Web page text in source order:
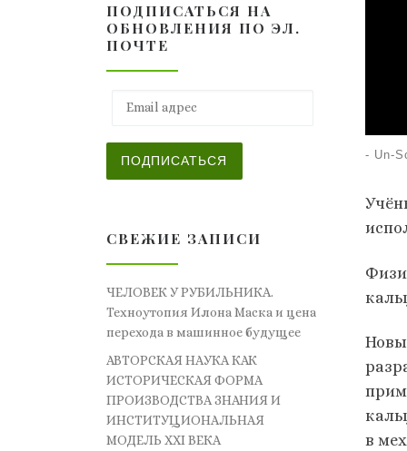
- Un-
в
ПОДПИСАТЬСЯ НА
ОБНОВЛЕНИЯ ПО ЭЛ.
ПОЧТЕ
ПОДПИСАТЬСЯ
СВЕЖИЕ ЗАПИСИ
ЧЕЛОВЕК У РУБИЛЬНИКА.
Техноутопия Илона Маска и цена
перехода в машинное будущее
АВТОРСКАЯ НАУКА КАК
ИСТОРИЧЕСКАЯ ФОРМА
ПРОИЗВОДСТВА ЗНАНИЯ И
ИНСТИТУЦИОНАЛЬНАЯ
МОДЕЛЬ XXI ВЕКА